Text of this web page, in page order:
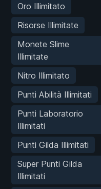
Oro Illimitato
Risorse Illimitate
Monete Slime
Illimitate
Nitro Illimitato
Punti Abilità Illimitati
Punti Laboratorio
Illimitati
Punti Gilda Illimitati
Super Punti Gilda
Illimitati